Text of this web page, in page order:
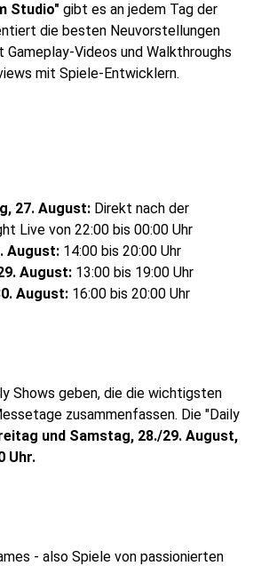
Studio" gibt es an jedem Tag der
die besten Neuvorstellungen
Gameplay-Videos und Walkthroughs
mit Spiele-Entwicklern.
27. August: Direkt nach der
Live von 22:00 bis 00:00 Uhr
August: 14:00 bis 20:00 Uhr
August: 13:00 bis 19:00 Uhr
August: 16:00 bis 20:00 Uhr
Shows geben, die die wichtigsten
zusammenfassen. Die "Daily
und Samstag, 28./29. August,
Uhr.
- also Spiele von passionierten